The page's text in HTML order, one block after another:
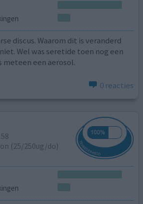
discus. Waarom dit is veranderd
Wel was seretide toen nog een
meteen een aerosol.
0 reacties
(25/250ug/do)